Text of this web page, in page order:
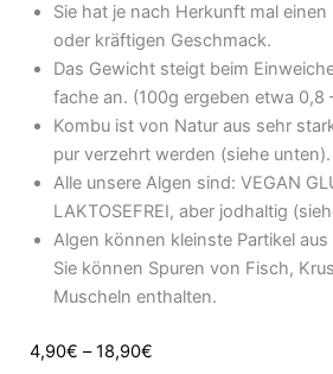
Sie hat je nach Herkunft mal
oder kräftigen Geschmack.
Das Gewicht steigt beim
fache an. (100g ergeben etwa 0,8
Kombu ist von Natur aus sehr
pur verzehrt werden (siehe unten).
Alle unsere Algen sind: VEGAN
LAKTOSEFREI, aber jodhaltig
Algen können kleinste Partikel
Sie können Spuren von Fisch,
Muscheln enthalten.
4,90€ –18,90€